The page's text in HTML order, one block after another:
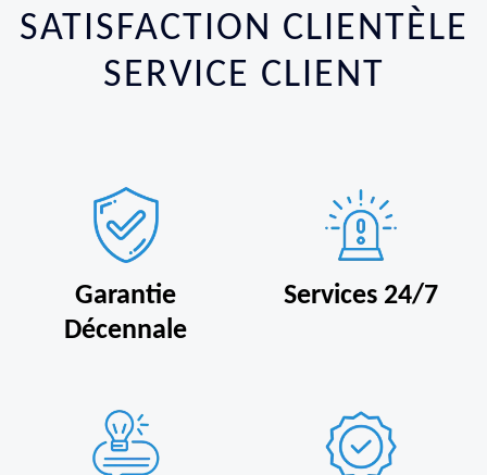
SATISFACTION CLIENTÈLE
SERVICE CLIENT
Garantie
Décennale
Services 24/7